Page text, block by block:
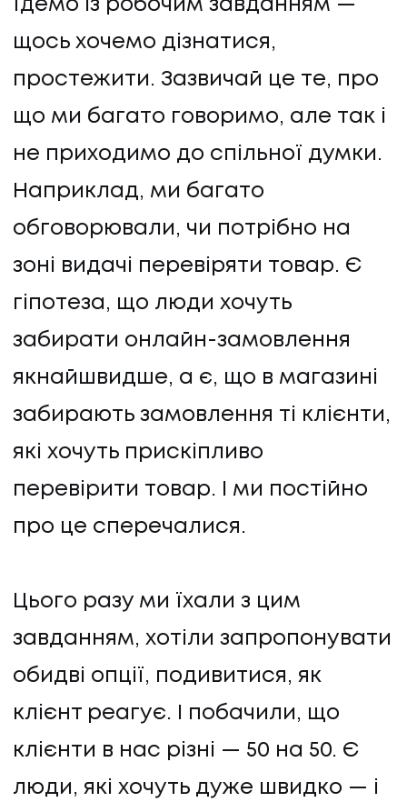
їдемо із робочим завданням —
щось хочемо дізнатися,
простежити. Зазвичай це те, про
що ми багато говоримо, але так і
не приходимо до спільної думки.
Наприклад, ми багато
обговорювали, чи потрібно на
зоні видачі перевіряти товар. Є
гіпотеза, що люди хочуть
забирати онлайн-замовлення
якнайшвидше, а є, що в магазині
забирають замовлення ті клієнти,
які хочуть прискіпливо
перевірити товар. І ми постійно
про це сперечалися.
Цього разу ми їхали з цим
завданням, хотіли запропонувати
обидві опції, подивитися, як
клієнт реагує. І побачили, що
клієнти в нас різні — 50 на 50. Є
люди, які хочуть дуже швидко — і